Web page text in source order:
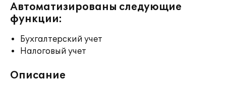
Автоматизированы следующие
функции:
Бухгалтерский учет
Налоговый учет
Описание